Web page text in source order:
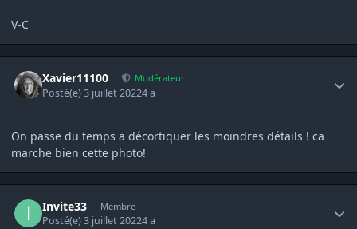
V-C
Xavier11100 Modérateur
Posté(e)3 juillet 20224 a
On passe du temps a décortiquer les moindres détails ! ca
marche bien cette photo!
Invite33 Membre
Posté(e)3 juillet 20224 a